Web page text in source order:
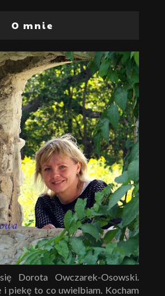
O mnie
Dorota Owczarek-Osowski.
piekę to co uwielbiam. Kocham